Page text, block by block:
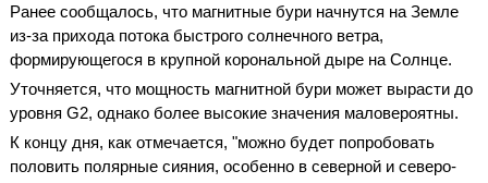
Ранее сообщалось, что магнитные бури начнутся на Земле
из-за прихода потока быстрого солнечного ветра,
формирующегося в крупной корональной дыре на Солнце.
Уточняется, что мощность магнитной бури может вырасти до
уровня G2, однако более высокие значения маловероятны.
К концу дня, как отмечается, "можно будет попробовать
половить полярные сияния, особенно в северной и северо-